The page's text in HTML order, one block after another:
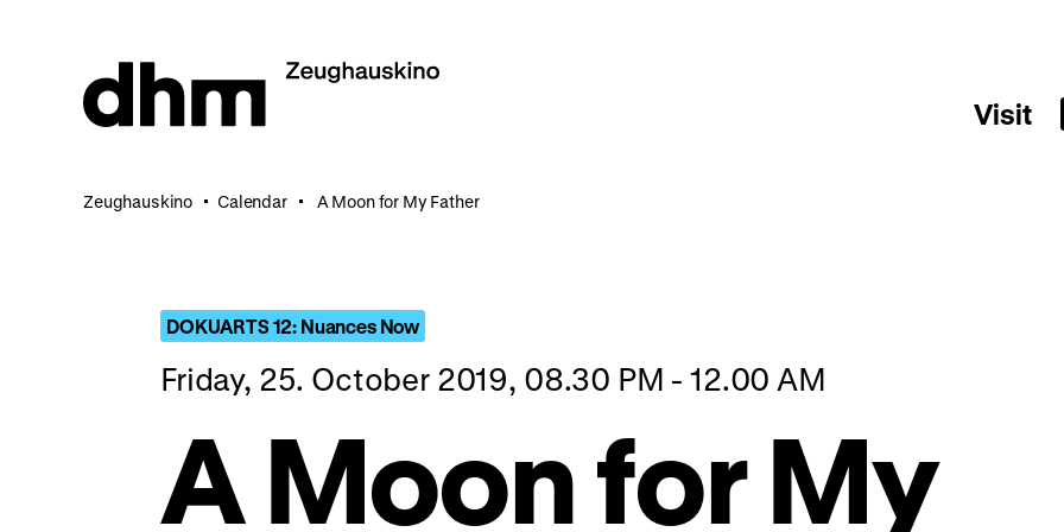
Visit
Zeughauskino Calendar A Moon for My Father
DOKUARTS 12: Nuances Now
Friday, 25. October 2019, 08.30 PM - 12.00 AM
A Moon for My